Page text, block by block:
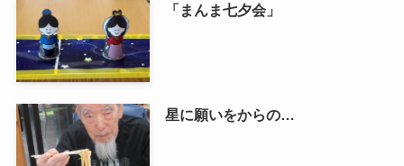
「まんま七夕会」
星に願いをからの…